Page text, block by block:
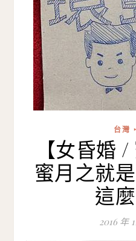
台灣
【女昏婚
蜜月之就
這
2016 年